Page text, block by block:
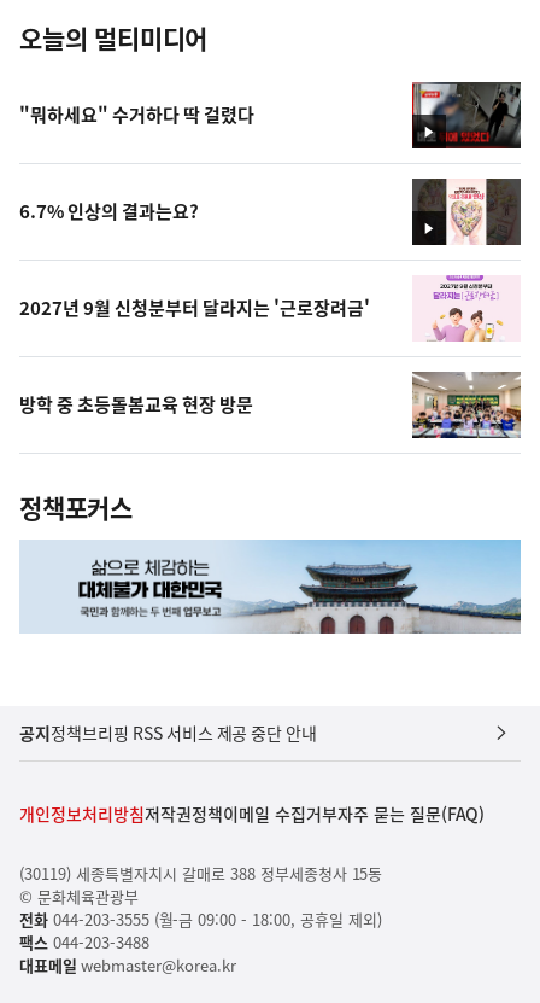
오늘의 멀티미디어
영
상
"뭐하세요" 수거하다 딱 걸렸다
영
상
6.7% 인상의 결과는요?
2027년 9월 신청분부터 달라지는 '근로장려금'
방학 중 초등돌봄교육 현장 방문
정책포커스
공지정책브리핑 RSS 서비스 제공 중단 안내
개인정보처리방침저작권정책이메일 수집거부자주 묻는 질문(FAQ)
(30119) 세종특별자치시 갈매로 388 정부세종청사 15동
© 문화체육관광부
전화044-203-3555 (월-금 09:00 - 18:00, 공휴일 제외)
팩스044-203-3488
대표메일 webmaster@korea.kr